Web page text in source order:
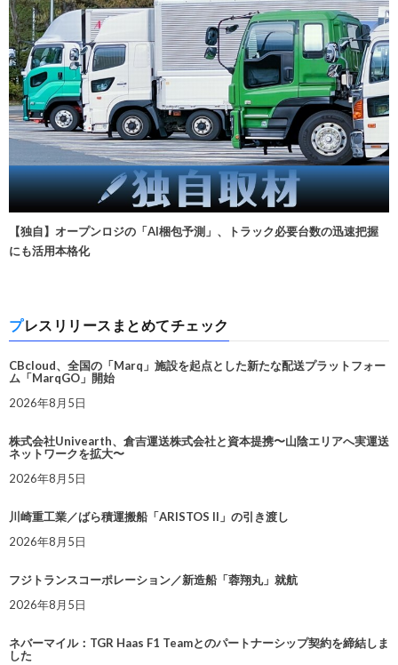
【独自】オープンロジの「AI梱包予測」、トラック必要台数の迅速把握
にも活用本格化
プレスリリースまとめてチェック
CBcloud、全国の「Marq」施設を起点とした新たな配送プラットフォー
ム「MarqGO」開始
2026年8月5日
株式会社Univearth、倉吉運送株式会社と資本提携〜山陰エリアへ実運送
ネットワークを拡大〜
2026年8月5日
川崎重工業／ばら積運搬船「ARISTOS II」の引き渡し
2026年8月5日
フジトランスコーポレーション／新造船「蓉翔丸」就航
2026年8月5日
ネバーマイル：TGR Haas F1 Teamとのパートナーシップ契約を締結しま
した